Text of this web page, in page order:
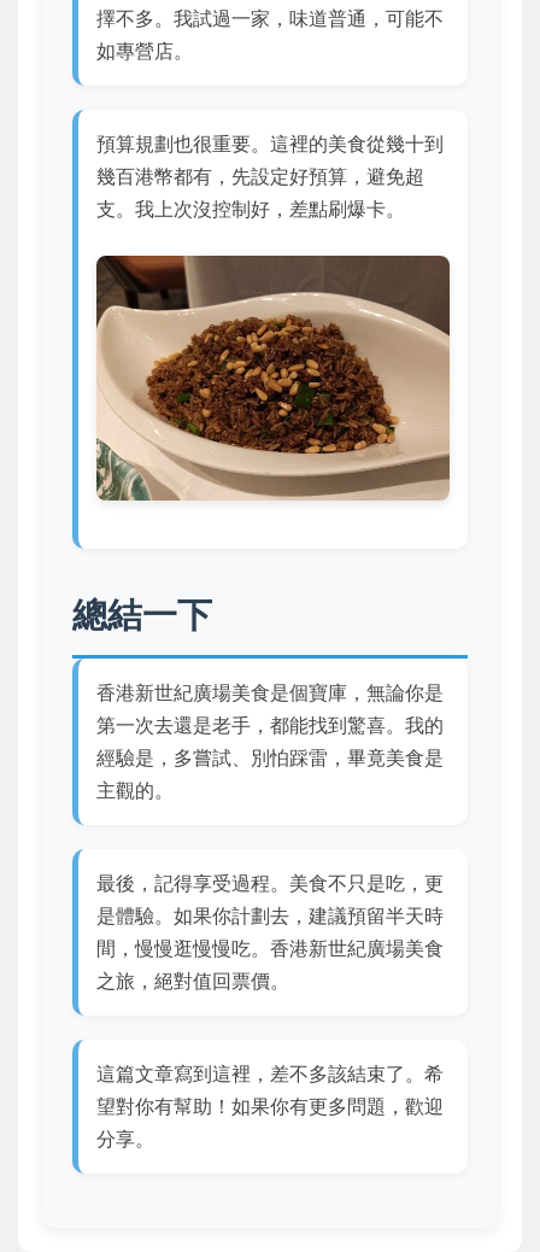
擇不多。我試過一家，味道普通，可能不
如專營店。
預算規劃也很重要。這裡的美食從幾十到
幾百港幣都有，先設定好預算，避免超
支。我上次沒控制好，差點刷爆卡。
總結一下
香港新世紀廣場美食是個寶庫，無論你是
第一次去還是老手，都能找到驚喜。我的
經驗是，多嘗試、別怕踩雷，畢竟美食是
主觀的。
最後，記得享受過程。美食不只是吃，更
是體驗。如果你計劃去，建議預留半天時
間，慢慢逛慢慢吃。香港新世紀廣場美食
之旅，絕對值回票價。
這篇文章寫到這裡，差不多該結束了。希
望對你有幫助！如果你有更多問題，歡迎
分享。